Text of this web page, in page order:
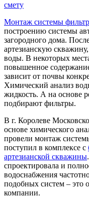
смету
Монтаж системы
построению системы
загородного дома.
артезианскую
воды. В некоторых
повышенное
зависит от почвы
Химический анализ
жидкость. А на основе
подбирают фильтры.
В г. Королеве
основе химического
провели монтаж
поступил в комплексе с
артезианской скважины
спроектировала и
водоснабжения
подобных систем – это
компании.